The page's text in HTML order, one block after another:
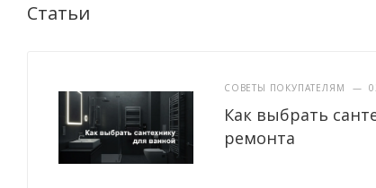
Статьи
СОВЕТЫ ПОКУПАТЕЛЯМ —
Как выбрать
ремонта